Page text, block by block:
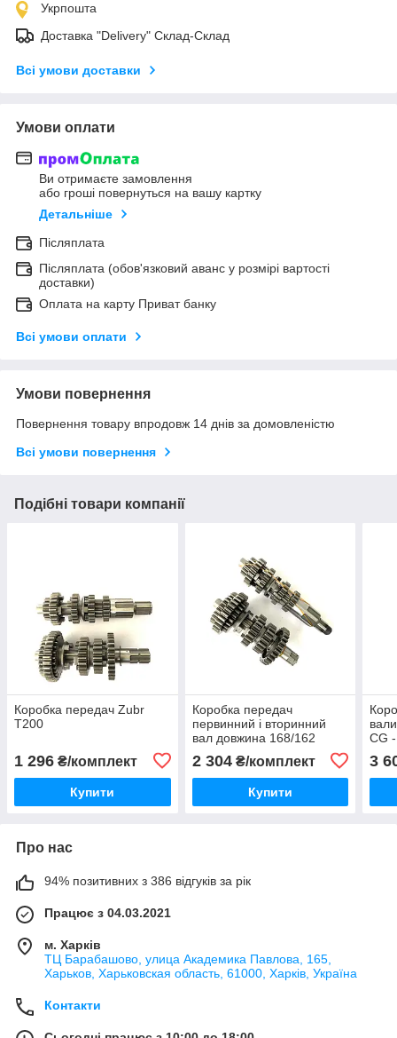
Укрпошта
Доставка "Delivery" Склад-Склад
Всі умови доставки
Умови оплати
Ви отримаєте замовлення
або гроші повернуться на вашу картку
Детальніше
Післяплата
Післяплата (обов'язковий аванс у розмірі вартості
доставки)
Оплата на карту Приват банку
Всі умови оплати
Умови повернення
Повернення товару впродовж 14 днів за домовленістю
Всі умови повернення
Подібні товари компанії
Коробка передач Zubr
T200
1 296 ₴/комплект
Купити
Коробка передач
первинний і вторинний
вал довжина 168/162
2 304₴/комплект
Купити
CG
3
Про нас
94% позитивних з 386 відгуків за рік
Працює з 04.03.2021
м. Харків
ТЦ Барабашово, улица Академика Павлова, 165,
Харьков, Харьковская область, 61000, Харків, Україна
Контакти